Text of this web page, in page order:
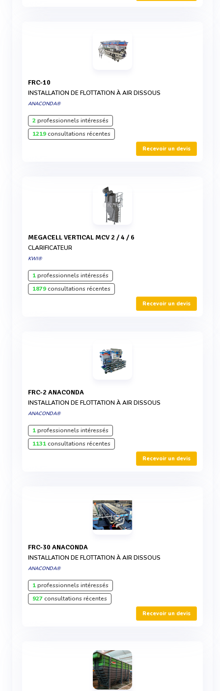
FRC-10
INSTALLATION DE FLOTTATION À AIR DISSOUS
ANACONDA®
2professionnels intéressés
1219consultations récentes
Recevoir un devis
MEGACELL VERTICAL MCV 2 / 4 / 6
CLARIFICATEUR
KWI®
1professionnels intéressés
1879consultations récentes
Recevoir un devis
FRC-2 ANACONDA
INSTALLATION DE FLOTTATION À AIR DISSOUS
ANACONDA®
1professionnels intéressés
1131consultations récentes
Recevoir un devis
FRC-30 ANACONDA
INSTALLATION DE FLOTTATION À AIR DISSOUS
ANACONDA®
1professionnels intéressés
927consultations récentes
Recevoir un devis